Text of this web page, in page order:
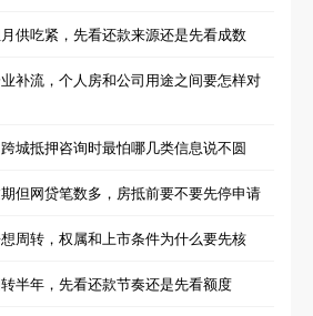
供吃紧，先看还款来源还是先看成数
补流，个人房和公司用途之间要怎样对
城抵押咨询时最怕哪几类信息说不圆
但网贷笔数多，房抵前要不要先停申请
周转，权属和上市条件为什么要先核
半年，先看还款节奏还是先看额度